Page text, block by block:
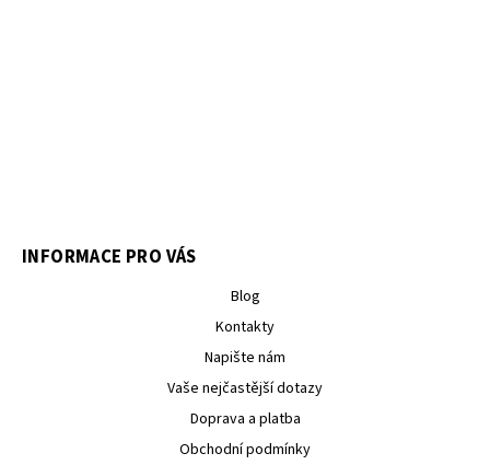
INFORMACE PRO VÁS
Blog
Kontakty
Napište nám
Vaše nejčastější dotazy
Doprava a platba
Obchodní podmínky